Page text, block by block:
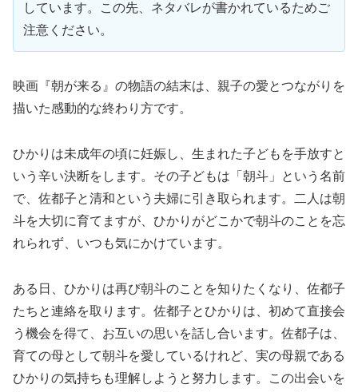
しています。この先、ネタバレが書かれているためご
注意ください。
映画『朝が来る』の物語の結末は、親子の愛とつながりを
描いた感動的な終わり方です。
ひかりは未成年の頃に妊娠し、生まれた子どもを手放すと
いう辛い決断をします。その子どもは「朝斗」という名前
で、佐都子と清和という夫婦に引き取られます。二人は朝
斗を大切に育てますが、ひかりがどこかで朝斗のことを忘
れられず、いつも気にかけています。
ある日、ひかりは再び朝斗のことを知りたくなり、佐都子
たちと連絡を取ります。佐都子とひかりは、初めて直接会
う機会を得て、お互いの思いを話し合います。佐都子は、
育ての母として朝斗を愛しているけれど、実の母親である
ひかりの気持ちも理解しようと努力します。この出会いを